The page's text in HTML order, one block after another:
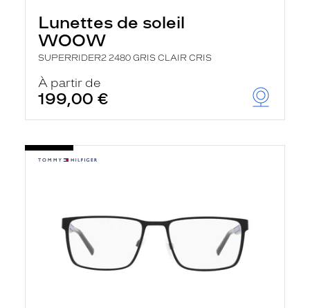
Lunettes de soleil
WOOW
SUPERRIDER2 2480 GRIS CLAIR CRIS
À partir de
199,00 €